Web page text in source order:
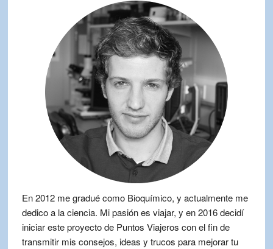
En 2012 me gradué como Bioquímico, y actualmente me
dedico a la ciencia. Mi pasión es viajar, y en 2016 decidí
iniciar este proyecto de Puntos Viajeros con el fin de
transmitir mis consejos, ideas y trucos para mejorar tu